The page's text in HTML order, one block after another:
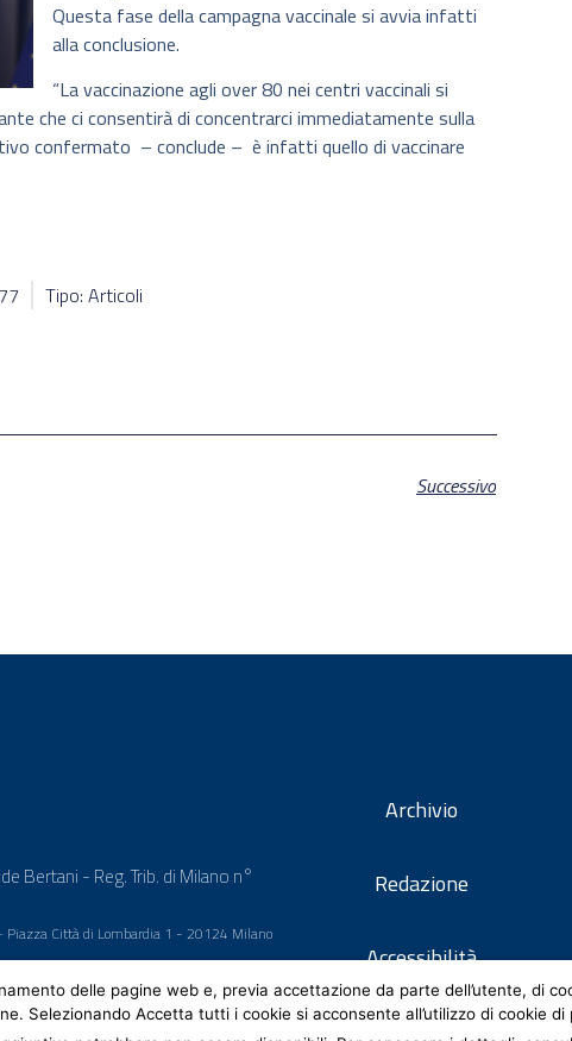
Questa fase della campagna vaccinale si avvia infatti
alla conclusione.
“La vaccinazione agli over 80 nei centri vaccinali si
che ci consentirà di concentrarci immediatamente sulla
confermato – conclude – è infatti quello di vaccinare
Tipo: Articoli
Successivo
Bertani - Reg. Trib. di Milano n°
Città di Lombardia 1 - 20124 Milano
Archivio
Redazione
Accessibilità
delle pagine web e, previa accettazione da parte dell’utente, di
Selezionando Accetta tutti i cookie si acconsente all’utilizzo di cookie